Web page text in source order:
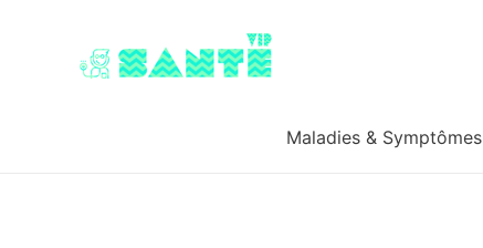
Maladies & Symptômes